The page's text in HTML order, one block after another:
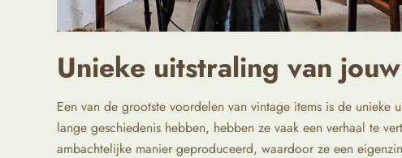
Unieke uitstraling van
Een van de grootste voordelen van vintage items is de
lange geschiedenis hebben, hebben ze vaak een verhaal te
ambachtelijke manier geproduceerd, waardoor ze een